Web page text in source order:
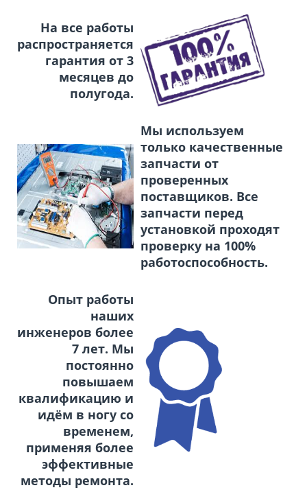
На все работы
распространяется
гарантия от 3
месяцев до
полугода.
Мы используем
только качественные
запчасти от
проверенных
поставщиков. Все
запчасти перед
установкой проходят
проверку на 100%
работоспособность.
Опыт работы
наших
инженеров более
7 лет. Мы
постоянно
повышаем
квалификацию и
идём в ногу со
временем,
применяя более
эффективные
методы ремонта.